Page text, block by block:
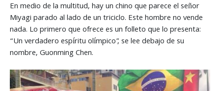
En medio de la multitud, hay un chino que parece el señor
Miyagi parado al lado de un triciclo. Este hombre no vende
nada. Lo primero que ofrece es un folleto que lo presenta:
“Un verdadero espíritu olímpico”, se lee debajo de su
nombre, Guonming Chen.